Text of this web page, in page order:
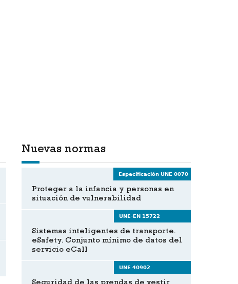
Nuevas normas
Especificación UNE 0070
Proteger a la infancia y personas en
situación de vulnerabilidad
UNE-EN 15722
Sistemas inteligentes de transporte.
eSafety. Conjunto mínimo de datos del
servicio eCall
UNE 40902